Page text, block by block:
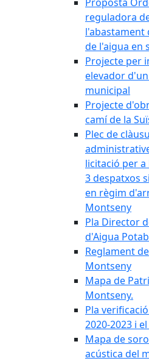
reguladora
l'abastament
de l'aigua en
Projecte per
elevador
municipal
Projecte
camí de la
Plec de
licitació per a
3 despatxos
en règim
Montseny
Pla Director
d'Aigua
Reglament
Montseny
Mapa de
Montseny.
Pla
2020-2023 i
Mapa de
acústica del